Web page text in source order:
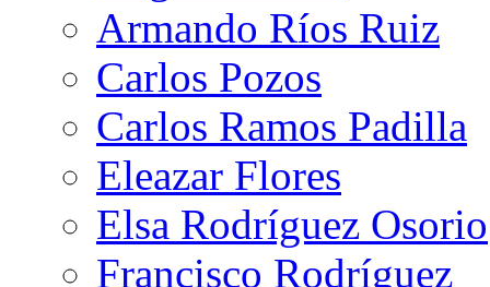
Armando Ríos Ruiz
Carlos Pozos
Carlos Ramos Padilla
Eleazar Flores
Elsa Rodríguez Osorio
Francisco Rodríguez